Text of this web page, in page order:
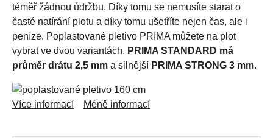
téměř žádnou údržbu. Díky tomu se nemusíte starat o
časté natírání plotu a díky tomu ušetříte nejen čas, ale i
peníze. Poplastované pletivo PRIMA můžete na plot
vybrat ve dvou variantách. PRIMA STANDARD má
průměr drátu 2,5 mm a silnější PRIMA STRONG 3 mm.
Více informací Méně informací